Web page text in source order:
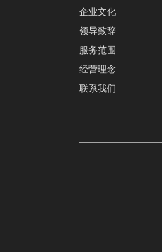
企业文化
领导致辞
服务范围
经营理念
联系我们